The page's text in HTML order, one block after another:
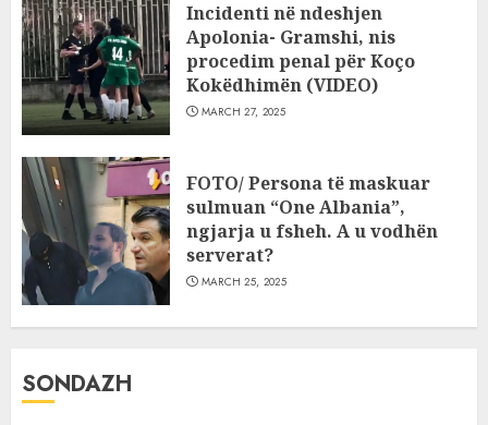
Incidenti në ndeshjen
Apolonia- Gramshi, nis
procedim penal për Koço
Kokëdhimën (VIDEO)
MARCH 27, 2025
FOTO/ Persona të maskuar
sulmuan “One Albania”,
ngjarja u fsheh. A u vodhën
serverat?
MARCH 25, 2025
SONDAZH